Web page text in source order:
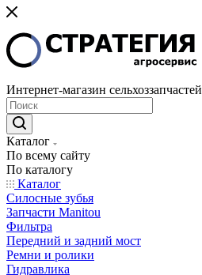
Интернет-магазин сельхоззапчастей
Каталог
По всему сайту
По каталогу
Каталог
Cилосные зубья
Запчасти Manitou
Фильтра
Передний и задний мост
Ремни и ролики
Гидравлика